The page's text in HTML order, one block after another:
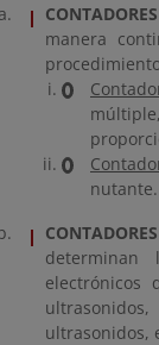
manera
nutante.
determinan
electrónicos
ultrasonidos,